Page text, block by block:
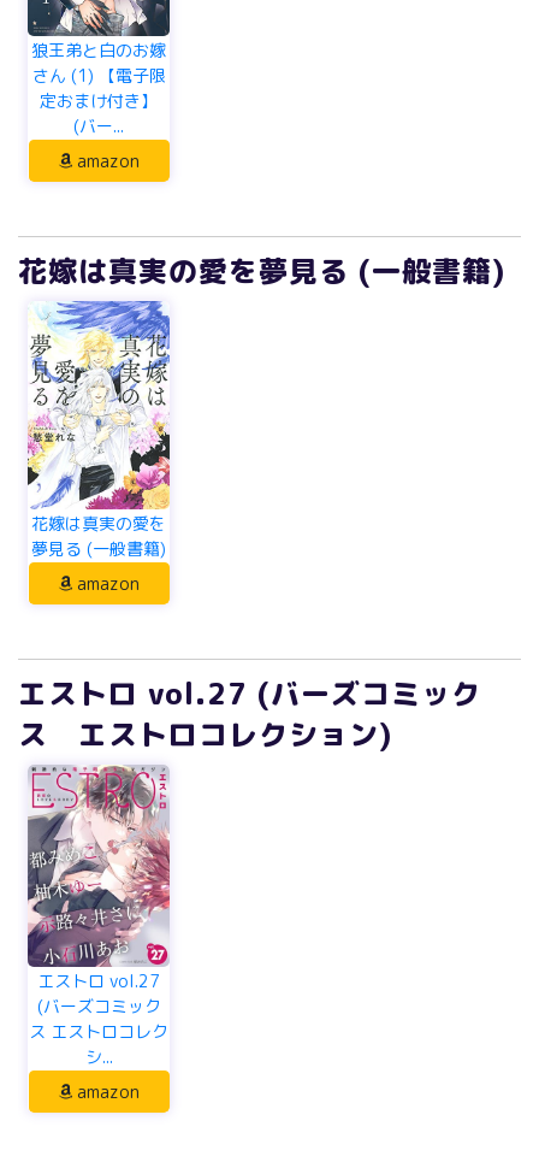
狼王弟と白のお嫁
さん (1) 【電子限
定おまけ付き】
(バー...
amazon
花嫁は真実の愛を夢見る (一般書籍)
花嫁は真実の愛を
夢見る (一般書籍)
amazon
エストロ vol.27 (バーズコミック
ス エストロコレクション)
エストロ vol.27
(バーズコミック
ス エストロコレク
シ...
amazon